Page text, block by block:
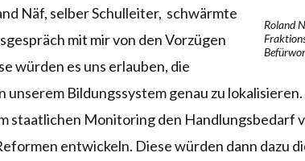
Roland
Näf, selber Schulleiter, schwärmte
mit mir von den Vorzügen
würden es uns erlauben, die
unserem Bildungssystem genau zu
staatlichen Monitoring den Handlungsbedarf
entwickeln. Diese würden dann dazu